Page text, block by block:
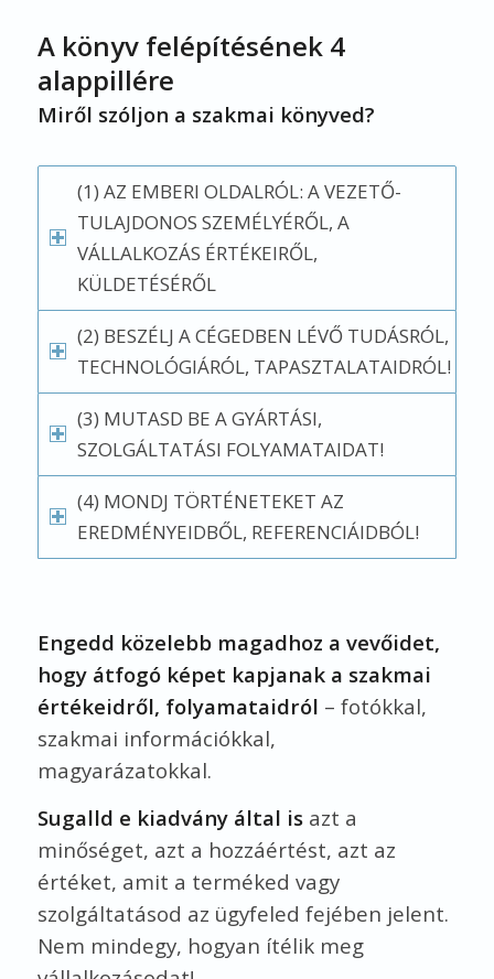
A könyv felépítésének 4
alappillére
Miről szóljon a szakmai könyved?
(1) AZ EMBERI OLDALRÓL: A VEZETŐ-
TULAJDONOS SZEMÉLYÉRŐL, A
VÁLLALKOZÁS ÉRTÉKEIRŐL,
KÜLDETÉSÉRŐL
(2) BESZÉLJ A CÉGEDBEN LÉVŐ TUDÁSRÓL,
TECHNOLÓGIÁRÓL, TAPASZTALATAIDRÓL!
(3) MUTASD BE A GYÁRTÁSI,
SZOLGÁLTATÁSI FOLYAMATAIDAT!
(4) MONDJ TÖRTÉNETEKET AZ
EREDMÉNYEIDBŐL, REFERENCIÁIDBÓL!
Engedd közelebb magadhoz a vevőidet,
hogy átfogó képet kapjanak a szakmai
értékeidről, folyamataidról – fotókkal,
szakmai információkkal,
magyarázatokkal.
Sugalld e kiadvány által isazt a
minőséget, azt a hozzáértést, azt az
értéket, amit a terméked vagy
szolgáltatásod az ügyfeled fejében jelent.
Nem mindegy, hogyan ítélik meg